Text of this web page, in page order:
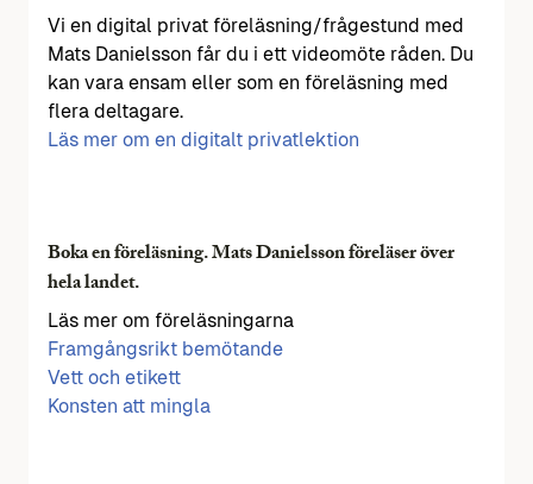
Vi en digital privat föreläsning/frågestund med
Mats Danielsson får du i ett videomöte råden. Du
kan vara ensam eller som en föreläsning med
flera deltagare.
Läs mer om en digitalt privatlektion
Boka en föreläsning. Mats Danielsson föreläser över
hela landet.
Läs mer om föreläsningarna
Framgångsrikt bemötande
Vett och etikett
Konsten att mingla